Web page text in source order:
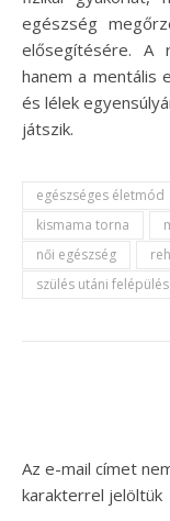
egészség
elősegítésére. A
hanem a mentális
és lélek
játszik.
egészséges életmód
kismama torna
női egészség
szülés utáni felépülés
Az e-mail címet
karakterrel jelöltük